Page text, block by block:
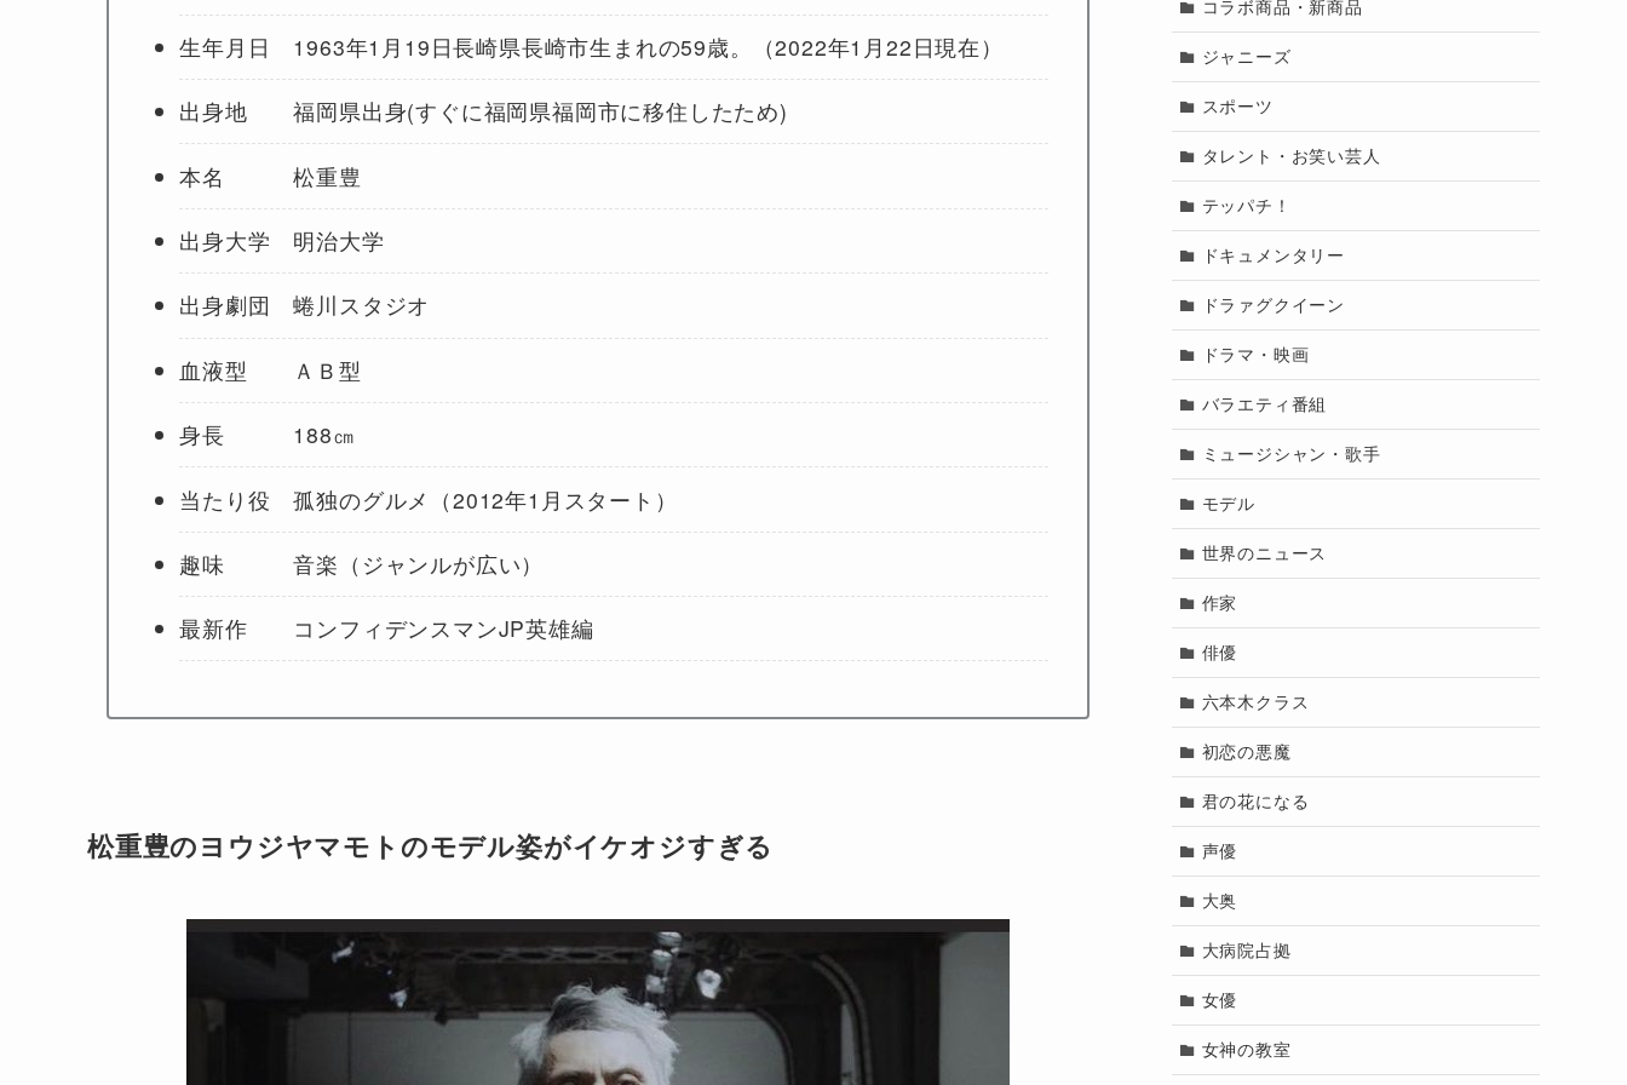
生年月日 1963年1月19日長崎県長崎市生まれの59歳。（2022年1月22日現在）
出身地 福岡県出身(すぐに福岡県福岡市に移住したため)
本名 松重豊
出身大学 明治大学
出身劇団 蜷川スタジオ
血液型 ＡＢ型
身長 188㎝
当たり役 孤独のグルメ（2012年1月スタート）
趣味 音楽（ジャンルが広い）
最新作 コンフィデンスマンJP英雄編
松重豊のヨウジヤマモトのモデル姿がイケオジすぎる
コラボ商品・新商品
ジャニーズ
スポーツ
タレント・お笑い芸人
テッパチ！
ドキュメンタリー
ドラァグクイーン
ドラマ・映画
バラエティ番組
ミュージシャン・歌手
モデル
世界のニュース
作家
俳優
六本木クラス
初恋の悪魔
君の花になる
声優
大奥
大病院占拠
女優
女神の教室